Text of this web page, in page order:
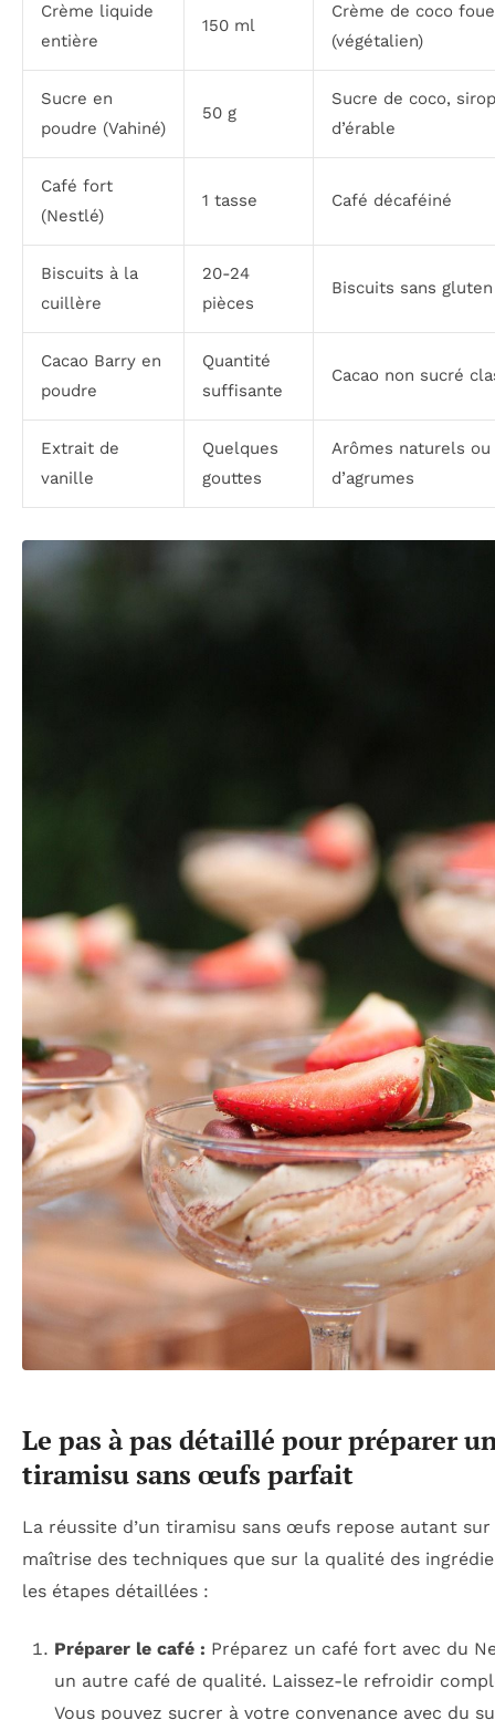
Crème liquide
entière
150 ml
Crème de coco
(végétalien)
Sucre en
poudre (Vahiné)
50 g
Sucre de coco, sirop
d’érable
Café fort
(Nestlé)
1 tasse Café décaféiné
Biscuits à la
cuillère
20-24
pièces
Biscuits sans gluten
Cacao Barry en
poudre
Quantité
suffisante
Cacao non sucré
Extrait de
vanille
Quelques
gouttes
Arômes naturels
d’agrumes
Le pas à pas détaillé pour préparer
tiramisu sans œufs parfait
La réussite d’un tiramisu sans œufs repose autant sur
maîtrise des techniques que sur la qualité des
les étapes détaillées :
Préparer le café : Préparez un café fort avec du
un autre café de qualité. Laissez-le refroidir
Vous pouvez sucrer à votre convenance avec du